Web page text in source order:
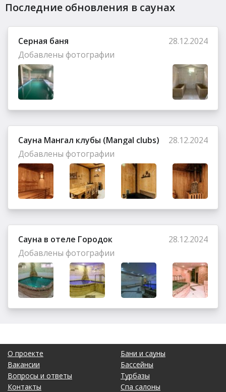
Последние обновления в саунах
28.12.2024
Серная баня
Добавлены фотографии
28.12.2024
Сауна Мангал клубы (Mangal clubs)
Добавлены фотографии
28.12.2024
Сауна в отеле Городок
Добавлены фотографии
О проекте
Вакансии
Вопросы и ответы
Контакты
Бани и сауны
Бассейны
Турбазы
Спа салоны